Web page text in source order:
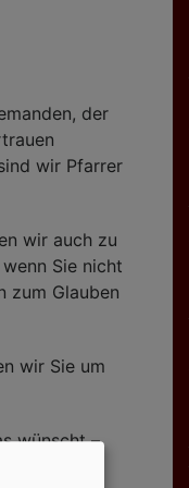
der
wir Pfarrer
wir auch zu
Sie nicht
zum Glauben
wir Sie um
wünscht –